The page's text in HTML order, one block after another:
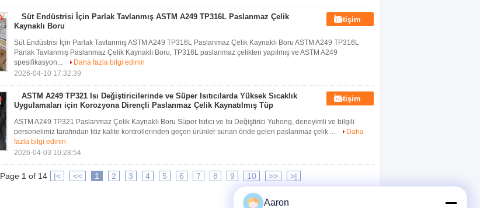
Süt Endüstrisi İçin Parlak Tavlanmış ASTM A249 TP316L Paslanmaz Çelik
Kaynaklı Boru
İletişim
Süt Endüstrisi İçin Parlak Tavlanmış ASTM A249 TP316L Paslanmaz Çelik Kaynaklı Boru ASTM A249 TP316L
Parlak Tavlanmış Paslanmaz Çelik Kaynaklı Boru, TP316L paslanmaz çelikten yapılmış ve ASTM A249
spesifikasyon...
Daha fazla bilgi edinin
2026-04-10 17:32:39
ASTM A249 TP321 Isı Değiştiricilerinde ve Süper Isıtıcılarda Yüksek Sıcaklık
Uygulamaları için Korozyona Dirençli Paslanmaz Çelik Kaynatılmış Tüp
İletişim
ASTM A249 TP321 Paslanmaz Çelik Kaynaklı Boru Süper Isıtıcı ve Isı Değiştirici Yuhong, deneyimli ve bilgili
personelimiz tarafından titiz kalite kontrollerinden geçen ürünler sunan önde gelen paslanmaz çelik ...
Daha
fazla bilgi edinin
2026-04-03 10:28:54
Page 1 of 14 |< << 1 2 3 4 5 6 7 8 9 10 >> >|
Aaron